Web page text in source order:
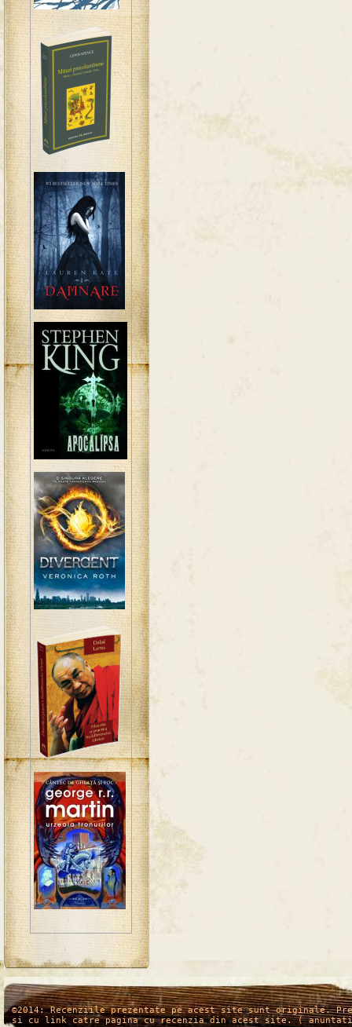
/* */
©2014: Recenziile prezentate pe acest site sunt originale.
si cu link catre pagina cu recenzia din acest site. (